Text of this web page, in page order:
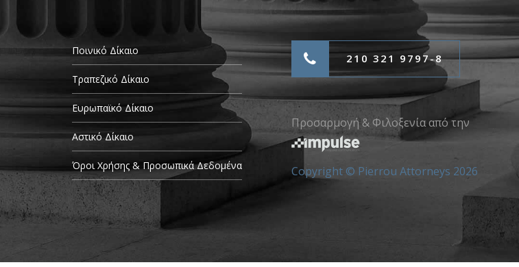
Ποινικό Δίκαιο
Τραπεζικό Δίκαιο
Ευρωπαϊκό Δίκαιο
Αστικό Δίκαιο
Όροι Χρήσης & Προσωπικά Δεδομένα
210 321 9797-8
Προσαρμογή & Φιλοξενία από την
Copyright © Pierrou Attorneys 2026